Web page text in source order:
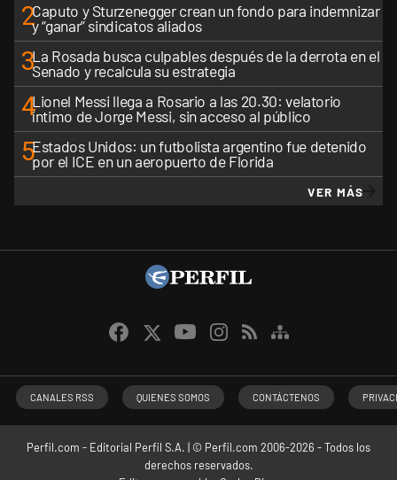
2Caputo y Sturzenegger crean un fondo para indemnizar
y “ganar” sindicatos aliados
3La Rosada busca culpables después de la derrota en el
Senado y recalcula su estrategia
4Lionel Messi llega a Rosario a las 20.30: velatorio
íntimo de Jorge Messi, sin acceso al público
5Estados Unidos: un futbolista argentino fue detenido
por el ICE en un aeropuerto de Florida
VER MÁS
CANALES RSS QUIENES SOMOS CONTÁCTENOS
Perfil.com - Editorial Perfil S.A. | © Perfil.com 2006-2026 - Todos los
derechos reservados.